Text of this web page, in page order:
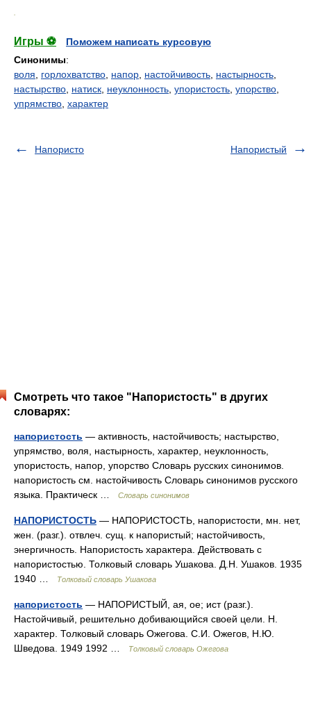
Игры ⚽
Поможем написать курсовую
Синонимы:
воля
горлохватство напор настойчивость настырность
настырство натиск неуклонность упористость упорство
упрямство характер
Напористо Напористый
Смотреть что такое "Напористость" в других
словарях:
напористость — активность, настойчивость; настырство,
упрямство, воля, настырность, характер, неуклонность,
упористость, напор, упорство Словарь русских синонимов.
напористость см. настойчивость Словарь синонимов русского
языка. Практическ …
Словарь синонимов
НАПОРИСТОСТЬ — НАПОРИСТОСТЬ, напористости, мн. нет,
жен. (разг.). отвлеч. сущ. к напористый; настойчивость,
энергичность. Напористость характера. Действовать с
напористостью. Толковый словарь Ушакова. Д.Н. Ушаков. 1935
1940 …
Толковый словарь Ушакова
напористость — НАПОРИСТЫЙ, ая, ое; ист (разг.).
Настойчивый, решительно добивающийся своей цели. Н.
характер. Толковый словарь Ожегова. С.И. Ожегов, Н.Ю.
Шведова. 1949 1992 …
Толковый словарь Ожегова